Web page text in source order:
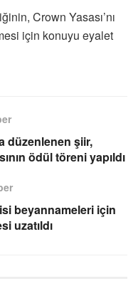
Crown Yasası’nı
için konuyu eyalet
düzenlenen şiir,
ödül töreni yapıldı
beyannameleri için
uzatıldı